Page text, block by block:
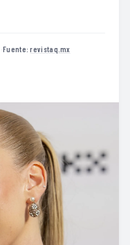
·Fuente:revistaq.mx